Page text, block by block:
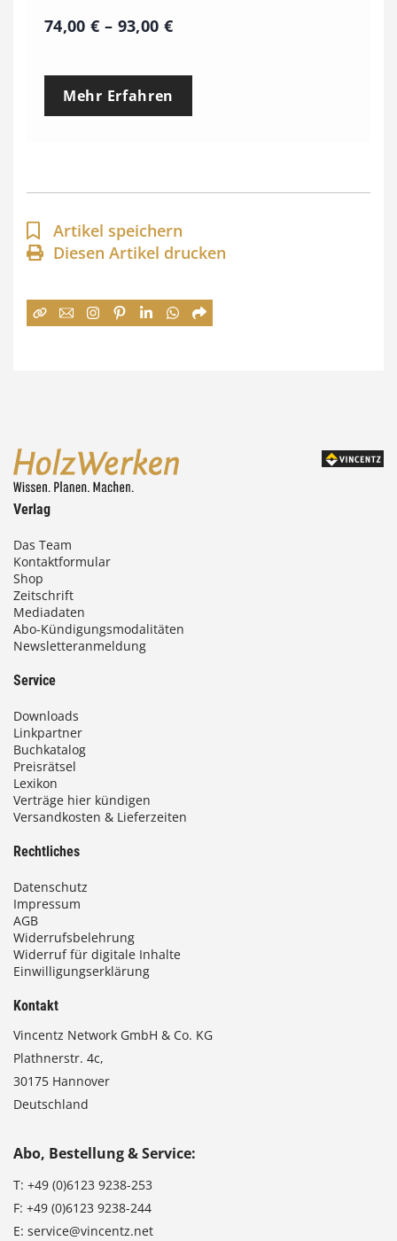
74,00€ – 93,00 €P
e
p
a
n
e
0
€
Mehr Erfahren
Artikel speichern
Diesen Artikel drucken
Verlag
Das Team
Kontaktformular
Shop
Zeitschrift
Mediadaten
Abo-Kündigungsmodalitäten
Newsletteranmeldung
Service
Downloads
Linkpartner
Buchkatalog
Preisrätsel
Lexikon
Verträge hier kündigen
Versandkosten & Lieferzeiten
Rechtliches
Datenschutz
Impressum
AGB
Widerrufsbelehrung
Widerruf für digitale Inhalte
Einwilligungserklärung
Kontakt
Vincentz Network GmbH & Co. KG
Plathnerstr. 4c,
30175 Hannover
Deutschland
Abo, Bestellung & Service:
T: +49 (0)6123 9238-253
F: +49 (0)6123 9238-244
E: service@vincentz.net